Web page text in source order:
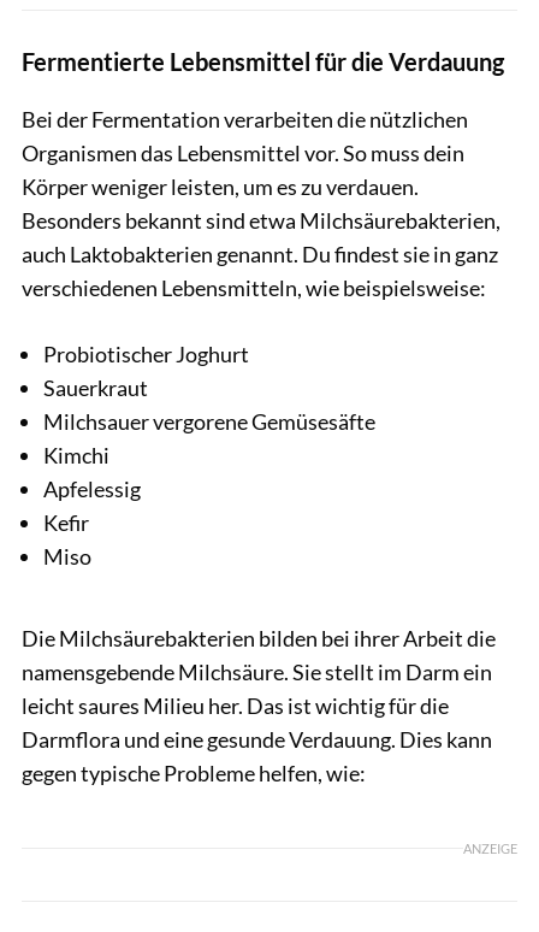
Fermentierte Lebensmittel für die Verdauung
Bei der Fermentation verarbeiten die nützlichen
Organismen das Lebensmittel vor. So muss dein
Körper weniger leisten, um es zu verdauen.
Besonders bekannt sind etwa Milchsäurebakterien,
auch Laktobakterien genannt. Du findest sie in ganz
verschiedenen Lebensmitteln, wie beispielsweise:
Probiotischer Joghurt
Sauerkraut
Milchsauer vergorene Gemüsesäfte
Kimchi
Apfelessig
Kefir
Miso
Die Milchsäurebakterien bilden bei ihrer Arbeit die
namensgebende Milchsäure. Sie stellt im Darm ein
leicht saures Milieu her. Das ist wichtig für die
Darmflora und eine gesunde Verdauung. Dies kann
gegen typische Probleme helfen, wie:
ANZEIGE